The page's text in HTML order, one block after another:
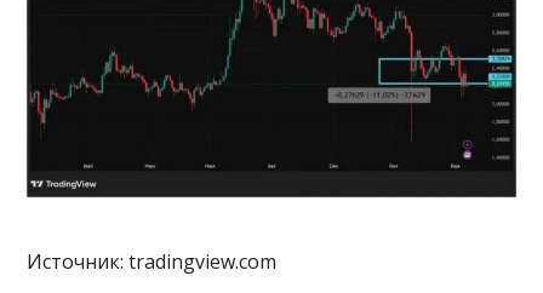
Источник: tradingview.com